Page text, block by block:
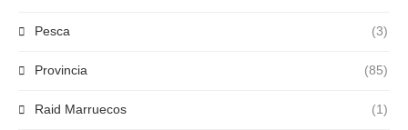
Pesca (3)
Provincia (85)
Raid Marruecos (1)